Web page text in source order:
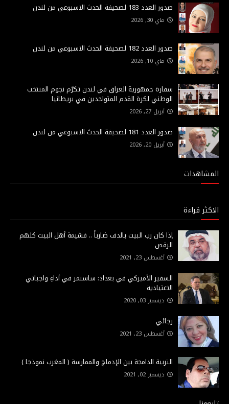
صدور العدد 183 لصحيفة الحدث الاسبوعي من لندن
ماي 30, 2026
صدور العدد 182 لصحيفة الحدث الاسبوعي من لندن
ماي 10, 2026
سفارة جمهورية العراق في لندن تكرّم نجوم المنتخب
الوطني لكرة القدم المتواجدين في بريطانيا
أبريل 27, 2026
صدور العدد 181 لصحيفة الحدث الاسبوعي من لندن
أبريل 20, 2026
المشاهدات
الاكثر قراءة
إذا كان رب البيت بالدف ضارباً .. فشيمة أهل البيت كلهم
الرقص
أغسطس 23, 2021
السفير الأميركي في بغداد: ساستمر في أداءِ واجباتي
الاعتيادية
ديسمبر 03, 2020
رجائي
أغسطس 23, 2021
التربية الدامجة بين الإدماج والممارسة ( المغرب نموذجا )
ديسمبر 02, 2021